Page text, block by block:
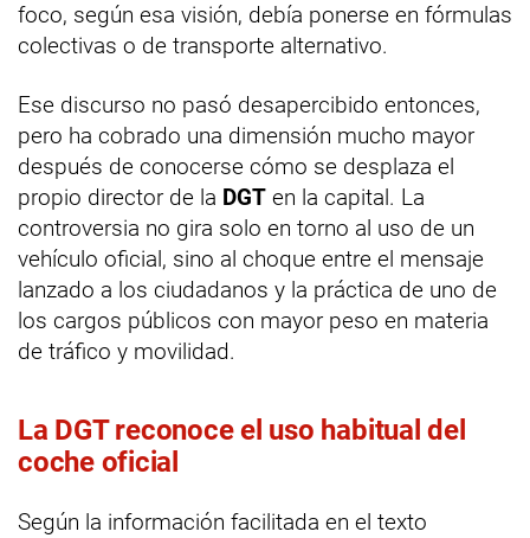
foco, según esa visión, debía ponerse en fórmulas
colectivas o de transporte alternativo.
Ese discurso no pasó desapercibido entonces,
pero ha cobrado una dimensión mucho mayor
después de conocerse cómo se desplaza el
propio director de la DGT en la capital. La
controversia no gira solo en torno al uso de un
vehículo oficial, sino al choque entre el mensaje
lanzado a los ciudadanos y la práctica de uno de
los cargos públicos con mayor peso en materia
de tráfico y movilidad.
La DGT reconoce el uso habitual del
coche oficial
Según la información facilitada en el texto